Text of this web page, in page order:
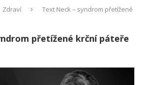
Zdraví
Text Neck – syndrom přetížené
přetížené krční páteře